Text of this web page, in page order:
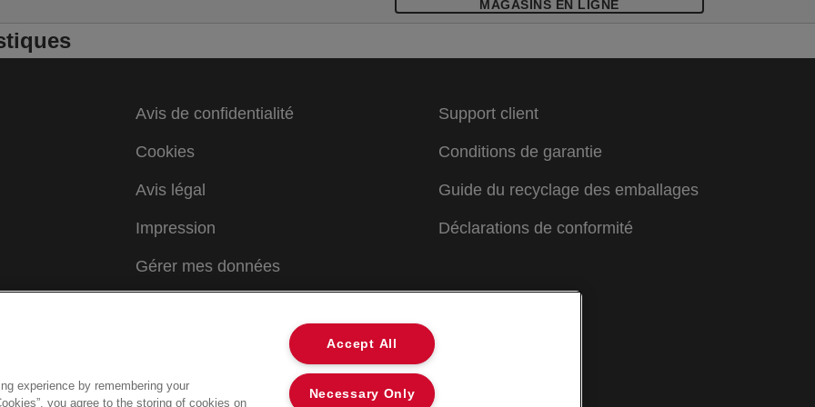
grâce aux bandes auto-adhésives. Le sac
recyclé tel quel sans devoir retirer son
MAGASINS EN LIGNE
Avis de confidentialité
Cookies
Avis légal
Impression
Gérer mes données
Support client
Conditions de garantie
Guide du recyclage des emballages
Déclarations de conformité
experience by remembering your
you agree to the storing of cookies on
Accept All
Necessary Only